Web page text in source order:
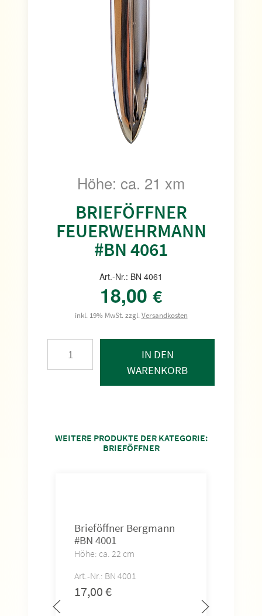
Höhe: ca. 21 xm
BRIEFÖFFNER
FEUERWEHRMANN
#BN 4061
Art.-Nr.: BN 4061
18,00 €
inkl. 19% MwSt. zzgl.Versandkosten
IN DEN
WARENKORB
WEITERE PRODUKTE DER KATEGORIE:
BRIEFÖFFNER
Brieföffner Bergmann
#BN 4001
Höhe: ca. 22 cm
Art.-Nr.: BN 4001
17,00€